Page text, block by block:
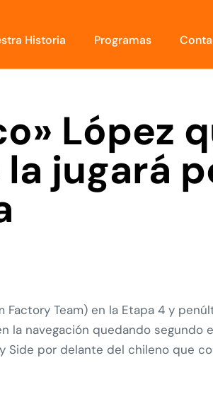
Historia Programas
López
jugará
Team) en la Etapa 4 y
la navegación quedando segundo
por delante del chileno que